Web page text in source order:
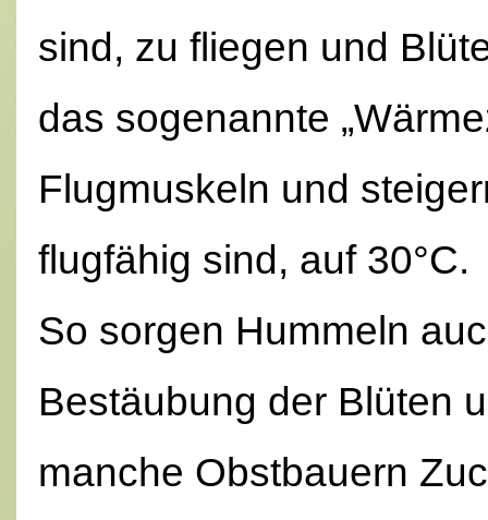
sind, zu fliegen und
das sogenannte
Flugmuskeln und
flugfähig sind, auf 30°C.
So sorgen Hummeln
Bestäubung der Blüten
manche Obstbauern